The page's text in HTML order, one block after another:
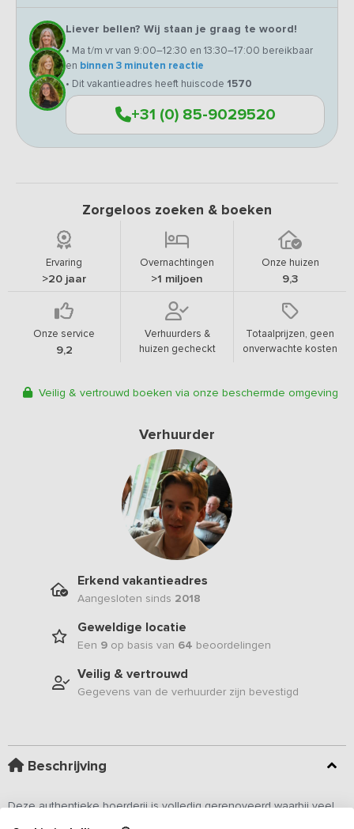
Liever bellen? Wij staan je graag te woord!
• Ma t/m vr van 9:00–12:30 en 13:30–17:00 bereikbaar
en binnen 3 minuten reactie
• Dit vakantieadres heeft huiscode 1570
+31 (0) 85-9029520
Zorgeloos zoeken & boeken
Ervaring
>20 jaar
Overnachtingen
>1 miljoen
Onze huizen
9,3
Onze service
9,2
Verhuurders &
huizen gecheckt
Totaalprijzen, geen
onverwachte kosten
Veilig & vertrouwd boeken via onze beschermde omgeving
Verhuurder
Erkend vakantieadres
Aangesloten sinds 2018
Geweldige locatie
Een 9 op basis van 64 beoordelingen
Veilig & vertrouwd
Gegevens van de verhuurder zijn bevestigd
Beschrijving
Deze authentieke boerderij is volledig gerenoveerd waarbij veel